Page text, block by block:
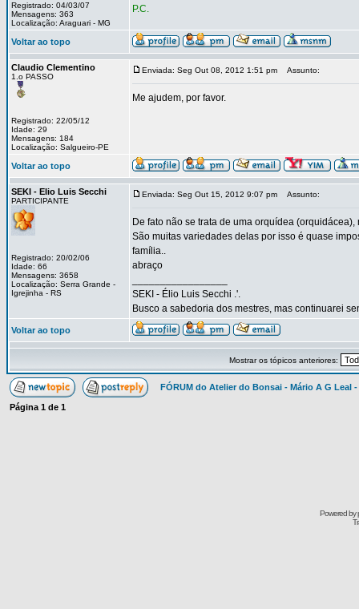
Registrado: 04/03/07
Mensagens: 363
Localização: Araguari - MG
P.C.
Voltar ao topo
Claudio Clementino
1.o PASSO
Registrado: 22/05/12
Idade: 29
Mensagens: 184
Localização: Salgueiro-PE
Enviada: Seg Out 08, 2012 1:51 pm Assunto:
Me ajudem, por favor.
Voltar ao topo
SEKI - Elio Luis Secchi
PARTICIPANTE
Registrado: 20/02/06
Idade: 66
Mensagens: 3658
Localização: Serra Grande -
Igrejinha - RS
Enviada: Seg Out 15, 2012 9:07 pm Assunto:
De fato não se trata de uma orquídea
São muitas variedades delas por isso é quase
família..
abraço
SEKI - Élio Luis Secchi .'.
Busco a sabedoria dos mestres, mas continuarei
Voltar ao topo
Mostrar os tópicos anteriores:
FÓRUM do Atelier do Bonsai - Mário A G Leal
Página 1 de 1
Powered by